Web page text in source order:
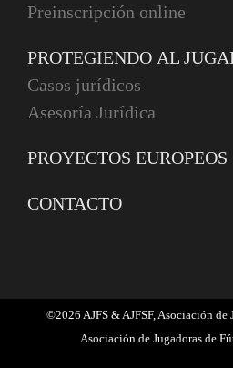
Preinscripción online
PROTEGIENDO AL
Casos jurídicos
Asesoría Jurídica
PROYECTOS EUROPEOS
CONTACTO
©2026 AJFS & AJFSF, Asociación de
Asociación de Jugadoras de